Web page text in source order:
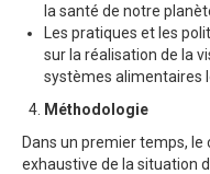
la santé de notre
Les pratiques et les
sur la réalisation de la
systèmes alimentaires
Méthodologie
Dans un premier temps,
exhaustive de la situation